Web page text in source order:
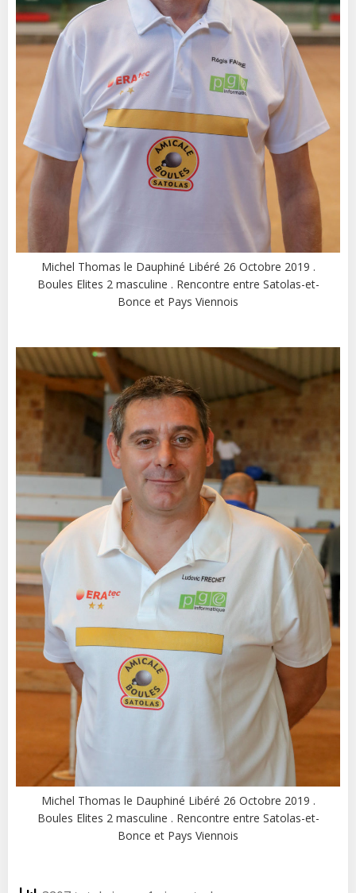
Michel Thomas le Dauphiné Libéré 26 Octobre 2019 .
Boules Elites 2 masculine . Rencontre entre Satolas-et-
Bonce et Pays Viennois
Michel Thomas le Dauphiné Libéré 26 Octobre 2019 .
Boules Elites 2 masculine . Rencontre entre Satolas-et-
Bonce et Pays Viennois